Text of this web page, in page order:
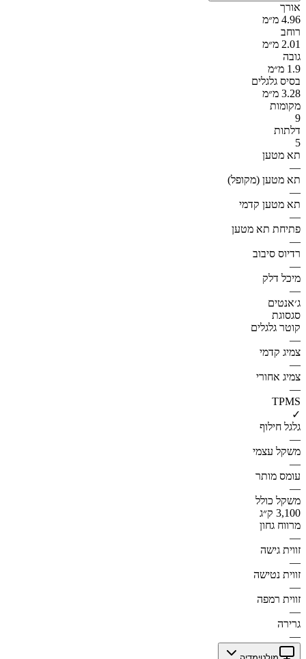
אורך
4.96 מ״מ
רוחב
2.01 מ״מ
גובה
1.9 מ״מ
בסיס גלגלים
3.28 מ״מ
מקומות
9
דלתות
5
תא מטען
—
תא מטען (מקופל)
—
תא מטען קדמי
—
פתיחת תא מטען
—
רדיוס סיבוב
—
מיכל דלק
—
ג׳אנטים
סגסוגת
קוטר גלגלים
—
צמיג קדמי
—
צמיג אחורי
—
TPMS
✓
גלגל חילוף
—
משקל עצמי
—
עומס מותר
—
משקל כולל
3,100 ק״ג
מרווח גחון
—
זווית גישה
—
זווית נטישה
—
זווית רמפה
—
גרירה
—